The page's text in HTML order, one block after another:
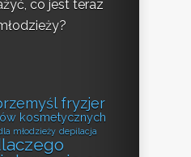
co jest teraz
fryzjer
kosmetycznych
młodzieży depilacja